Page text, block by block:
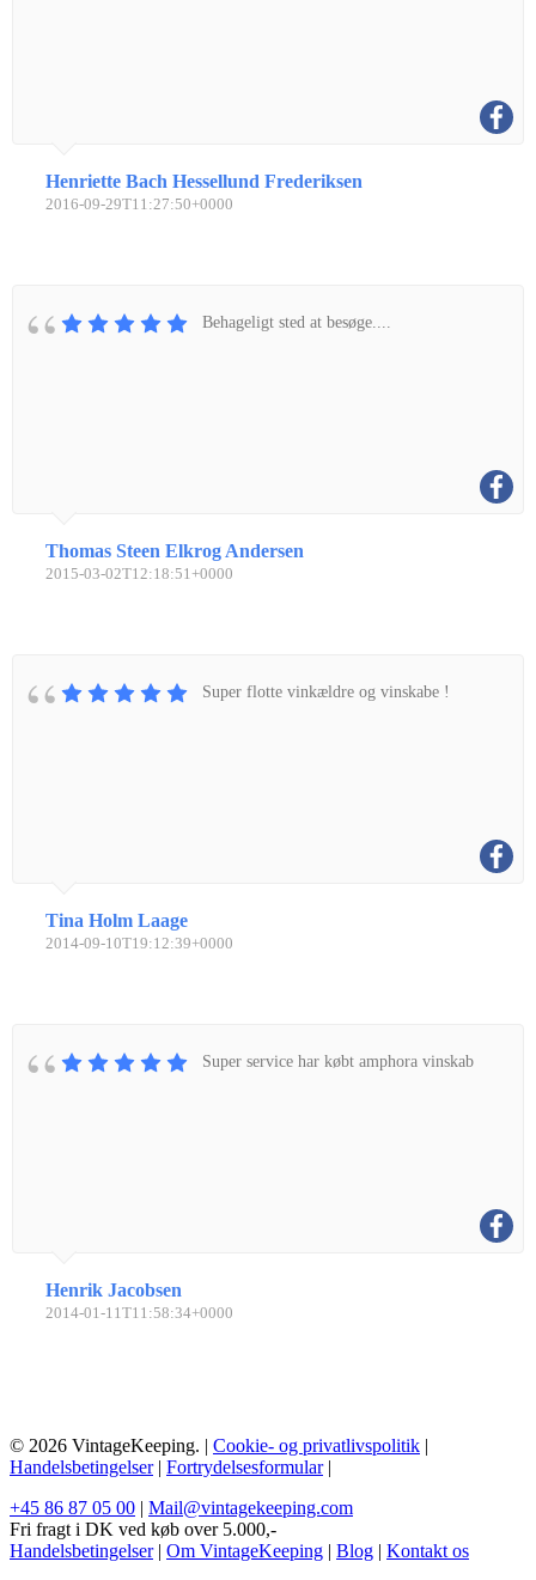
Henriette Bach Hessellund Frederiksen
2016-09-29T11:27:50+0000
Behageligt sted at besøge....
Thomas Steen Elkrog Andersen
2015-03-02T12:18:51+0000
Super flotte vinkældre og vinskabe !
Tina Holm Laage
2014-09-10T19:12:39+0000
Super service har købt amphora vinskab
Henrik Jacobsen
2014-01-11T11:58:34+0000
© 2026 VintageKeeping. | Cookie- og privatlivspolitik |
Handelsbetingelser| Fortrydelsesformular|
+45 86 87 05 00 | Mail@vintagekeeping.com
Fri fragt i DK ved køb over 5.000,-
Handelsbetingelser| Om VintageKeeping | Blog | Kontakt os